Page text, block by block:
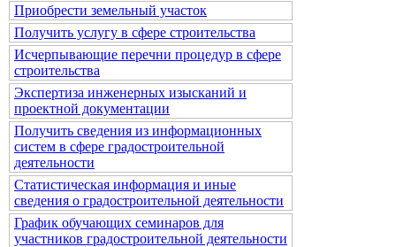
Приобрести земельный участок
Получить услугу в сфере строительства
Исчерпывающие перечни процедур в сфере
строительства
Экспертиза инженерных изысканий и
проектной документации
Получить сведения из информационных
систем в сфере градостроительной
деятельности
Статистическая информация и иные
сведения о градостроительной деятельности
График обучающих семинаров для
участников градостроительной деятельности